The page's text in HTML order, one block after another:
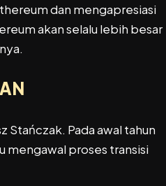
dan mengapresiasi
akan selalu lebih besar
Stańczak. Pada awal tahun
mengawal proses transisi